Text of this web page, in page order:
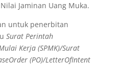
Jaminan Uang Muka.
untuk penerbitan
Surat Perintah
Kerja (SPMK)/Surat
(PO)/LetterOfIntent